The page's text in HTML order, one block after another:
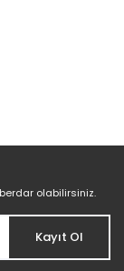
olabilirsiniz.
Kayıt Ol